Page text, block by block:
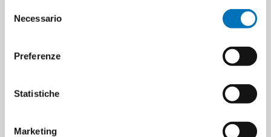
delNecessario
Preferenze
Statistiche
Marketing